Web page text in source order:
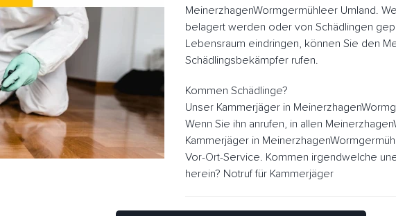
MeinerzhagenWormgermühleer Umland.
belagert werden oder von Schädlingen
Lebensraum eindringen, können Sie den
Schädlingsbekämpfer rufen.
Kommen Schädlinge?
Unser Kammerjäger in
Wenn Sie ihn anrufen, in allen
Kammerjäger in
Vor-Ort-Service. Kommen irgendwelche
herein? Notruf für Kammerjäger